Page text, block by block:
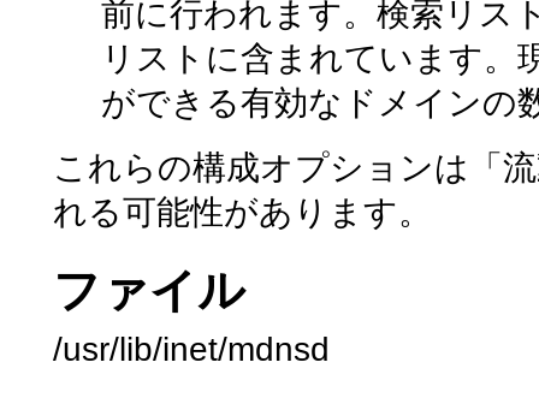
前に行われます。検索リス
リストに含まれています。
ができる有効なドメインの
これらの構成オプションは「
れる可能性があります。
ファイル
/usr/lib/inet/mdnsd